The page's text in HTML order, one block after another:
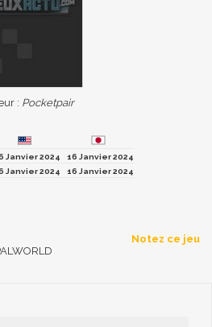
: Pocketpair
Janvier 2024
16 Janvier 2024
Janvier 2024 16 Janvier 2024
Notez ce jeu